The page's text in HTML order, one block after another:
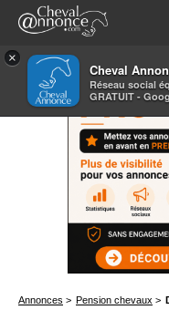
×
Cheval
Réseau social
GRATUIT -
Annonces > Pension chevaux >